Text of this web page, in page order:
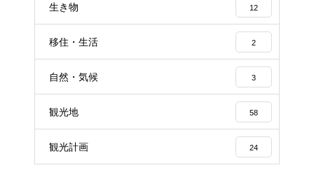
生き物 12
移住・生活 2
自然・気候 3
観光地 58
観光計画 24